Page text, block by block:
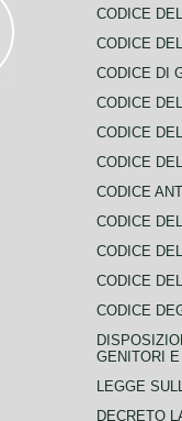
CODICE
CODICE
CODICE DI
CODICE
CODICE
CODICE
CODICE
CODICE
CODICE
CODICE
CODICE
GENITORI E
LEGGE
DECRETO